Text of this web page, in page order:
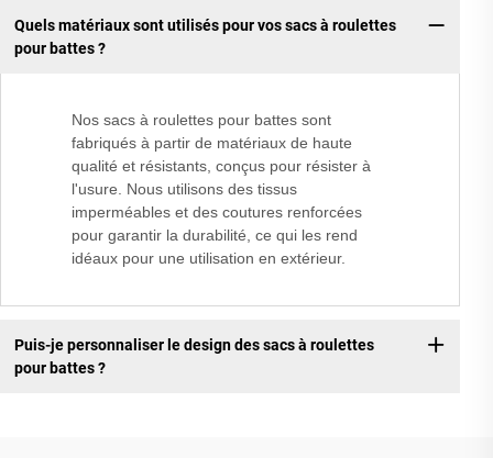
Quels matériaux sont utilisés pour vos sacs à roulettes
pour battes ?
Nos sacs à roulettes pour battes sont
fabriqués à partir de matériaux de haute
qualité et résistants, conçus pour résister à
l'usure. Nous utilisons des tissus
imperméables et des coutures renforcées
pour garantir la durabilité, ce qui les rend
idéaux pour une utilisation en extérieur.
Puis-je personnaliser le design des sacs à roulettes
pour battes ?